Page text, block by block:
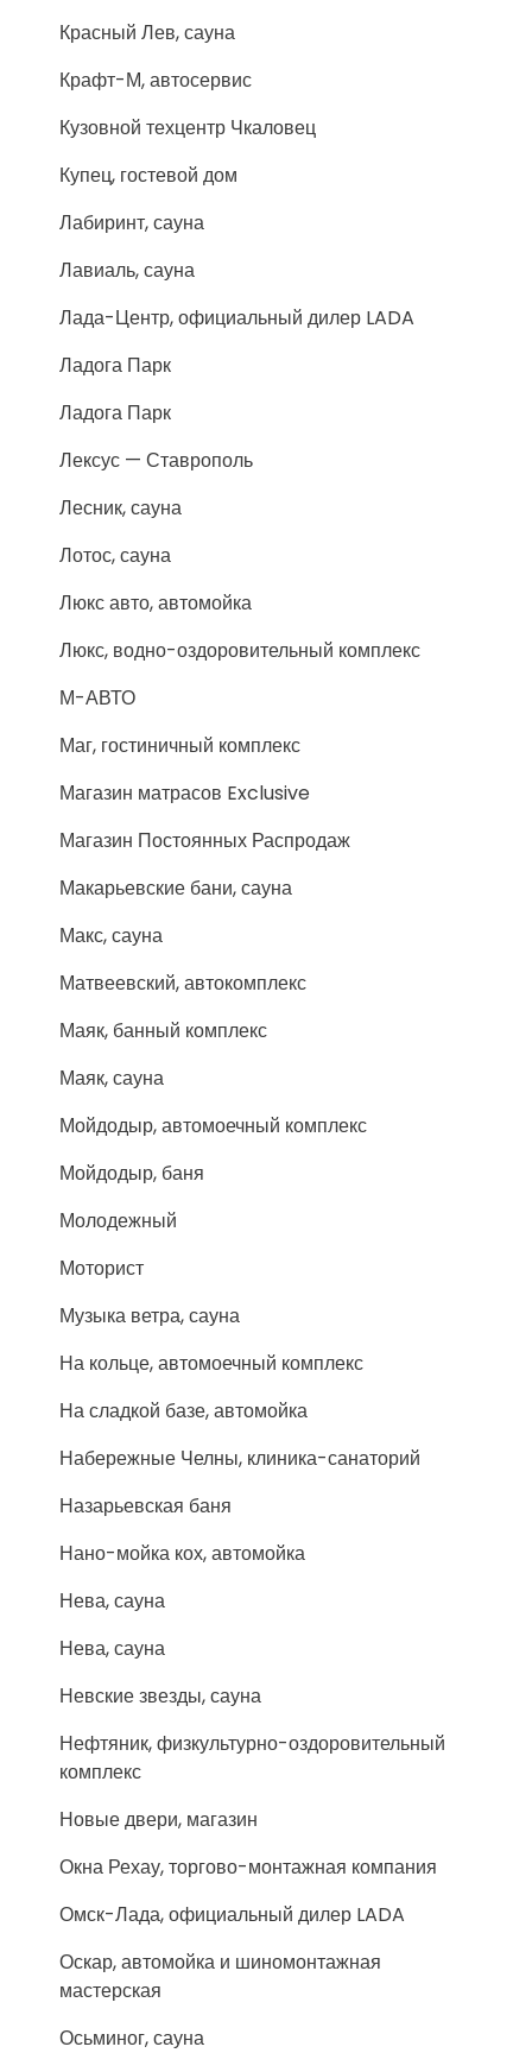
Красный Лев, сауна
Крафт-М, автосервис
Кузовной техцентр Чкаловец
Купец, гостевой дом
Лабиринт, сауна
Лавиаль, сауна
Лада-Центр, официальный дилер LADA
Ладога Парк
Ладога Парк
Лексус — Ставрополь
Лесник, сауна
Лотос, сауна
Люкс авто, автомойка
Люкс, водно-оздоровительный комплекс
М-АВТО
Маг, гостиничный комплекс
Магазин матрасов Exclusive
Магазин Постоянных Распродаж
Макарьевские бани, сауна
Макс, сауна
Матвеевский, автокомплекс
Маяк, банный комплекс
Маяк, сауна
Мойдодыр, автомоечный комплекс
Мойдодыр, баня
Молодежный
Моторист
Музыка ветра, сауна
На кольце, автомоечный комплекс
На сладкой базе, автомойка
Набережные Челны, клиника-санаторий
Назарьевская баня
Нано-мойка кох, автомойка
Нева, сауна
Нева, сауна
Невские звезды, сауна
Нефтяник, физкультурно-оздоровительный
комплекс
Новые двери, магазин
Окна Рехау, торгово-монтажная компания
Омск-Лада, официальный дилер LADA
Оскар, автомойка и шиномонтажная
мастерская
Осьминог, сауна